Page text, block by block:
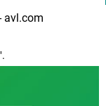
avl.com